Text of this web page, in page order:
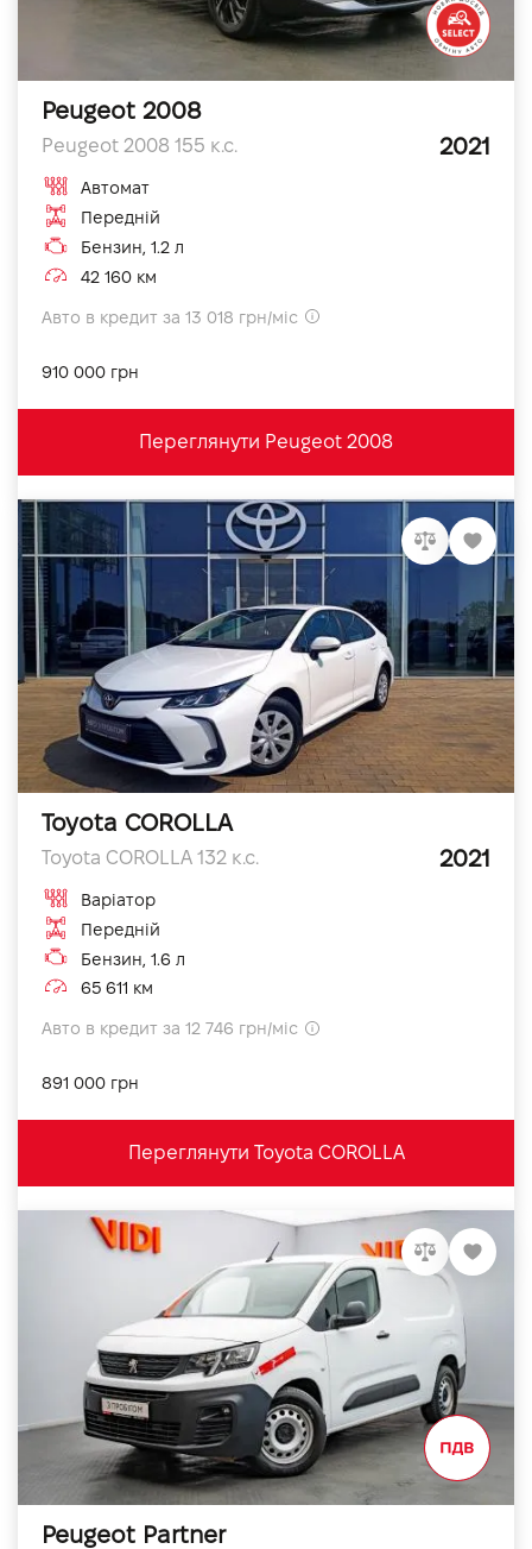
Peugeot 2008
Peugeot 2008 155 к.с. 2021
Автомат
Передній
Бензин, 1.2 л
42 160 км
Авто в кредит за 13 018 грн/міс
910 000 грн
Переглянути Peugeot 2008
Toyota COROLLA
Toyota COROLLA 132 к.с. 2021
Варіатор
Передній
Бензин, 1.6 л
65 611 км
Авто в кредит за 12 746 грн/міс
891 000 грн
Переглянути Toyota COROLLA
Peugeot Partner